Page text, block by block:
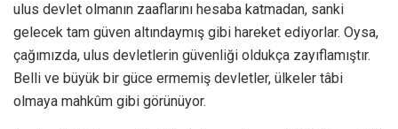
ulus devlet olmanın zaaflarını hesaba katmadan, sanki
gelecek tam güven altındaymış gibi hareket ediyorlar. Oysa,
çağımızda, ulus devletlerin güvenliği oldukça zayıflamıştır.
Belli ve büyük bir güce ermemiş devletler, ülkeler tâbi
olmaya mahkûm gibi görünüyor.